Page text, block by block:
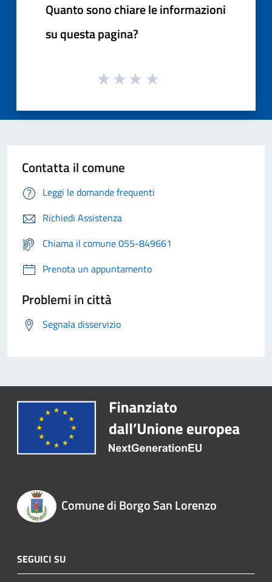
Quanto sono chiare le informazioni
su questa pagina?
Contatta il comune
Leggi le domande frequenti
Richiedi Assistenza
Chiama il comune 055-849661
Prenota un appuntamento
Problemi in città
Segnala disservizio
Comune di Borgo San Lorenzo
SEGUICI SU